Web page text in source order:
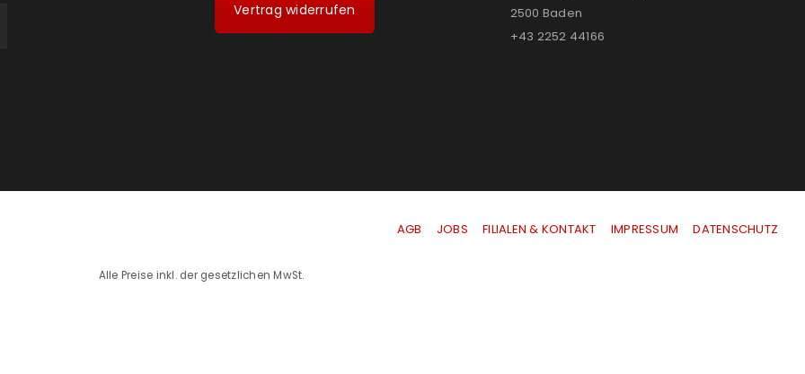
Vertrag widerrufen
2500 Baden
+43 2252 44166
AGB JOBS FILIALEN & KONTAKT IMPRESSUM |DATENSCHUTZ
Alle Preise inkl. der gesetzlichen MwSt.